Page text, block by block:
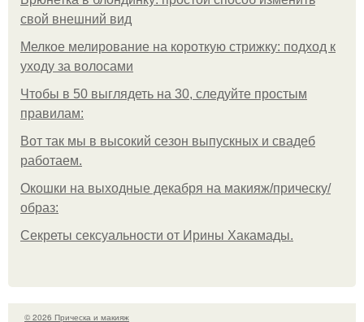
свой внешний вид
Мелкое мелирование на короткую стрижку: подход к
уходу за волосами
Чтобы в 50 выглядеть на 30, следуйте простым
правилам:
Вот так мы в высокий сезон выпускных и свадеб
работаем.
Окошки на выходные декабря на макияж/прическу/
образ:
Секреты сексуальности от Ирины Хакамады.
© 2026 Прическа и макияж